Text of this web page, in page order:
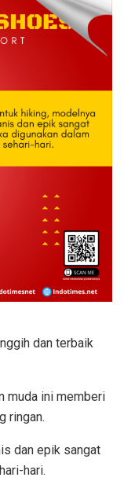
dan terbaik
muda ini memberi
ringan.
dan epik sangat
hari.